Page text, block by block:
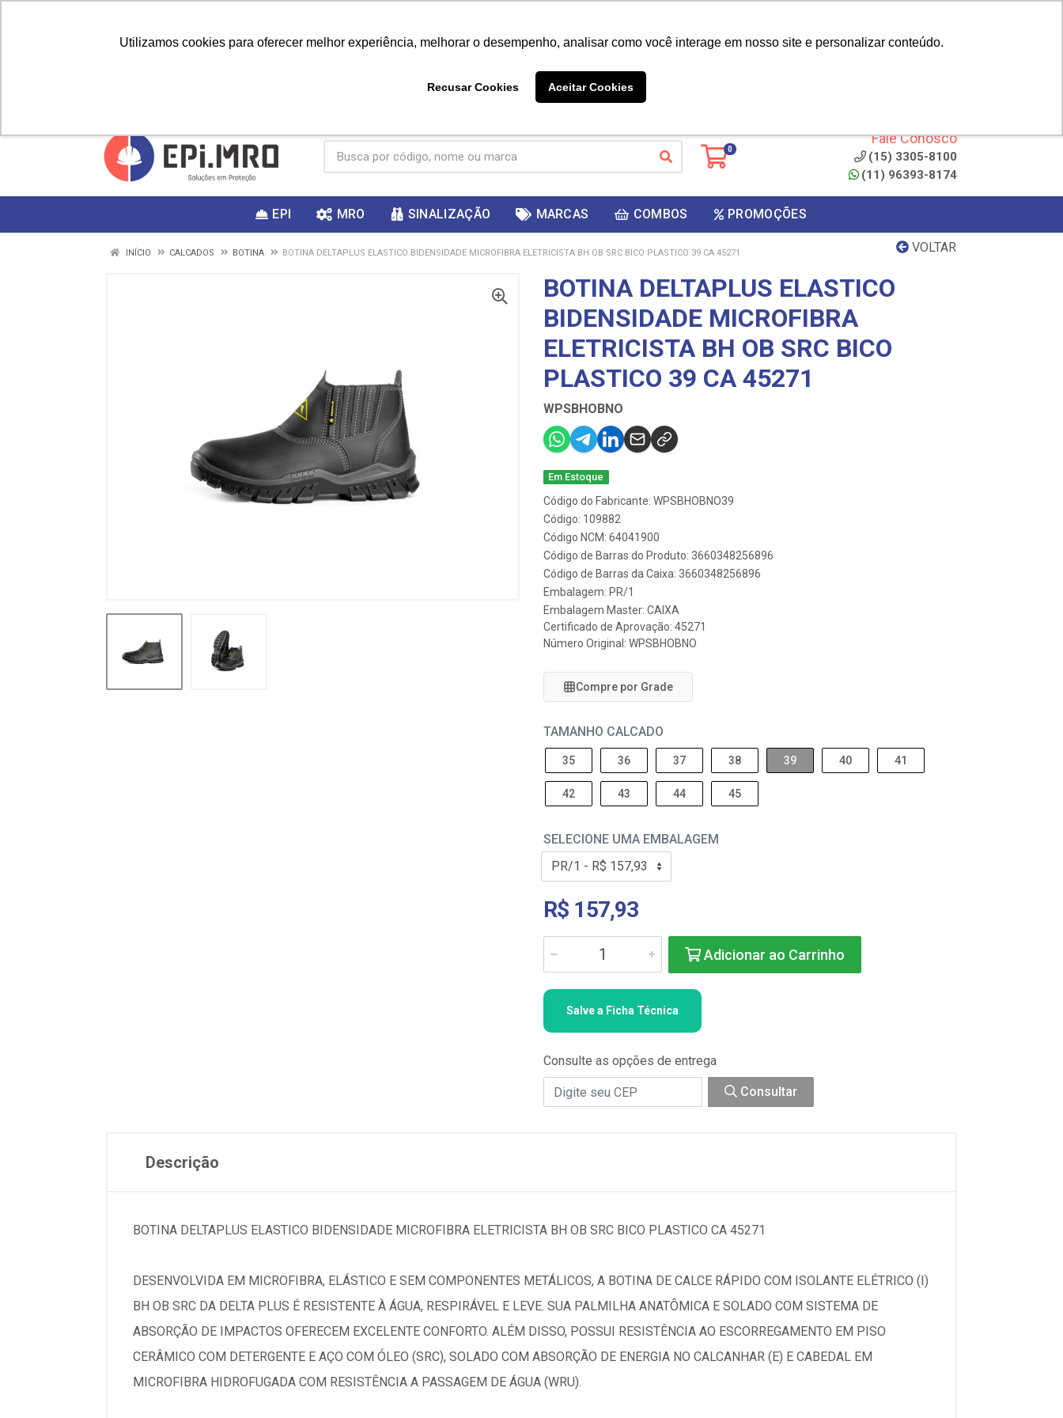
Utilizamos cookies para oferecer melhor experiência, melhorar o desempenho, analisar como você interage em nosso site e personalizar conteúdo.
Recusar Cookies Aceitar Cookies
ganhar
0
Fale Conosco
(15) 3305-8100
(11) 96393-8174
EPI MRO SINALIZAÇÃO MARCAS COMBOS PROMOÇÕES
VOLTAR
INÍCIO CALCADOS BOTINA BOTINA DELTAPLUS ELASTICO BIDENSIDADE MICROFIBRA ELETRICISTA BH OB SRC BICO PLASTICO 39 CA 45271
BOTINA DELTAPLUS ELASTICO
BIDENSIDADE MICROFIBRA
ELETRICISTA BH OB SRC BICO
PLASTICO 39 CA 45271
WPSBHOBNO
Em Estoque
Código do Fabricante: WPSBHOBNO39
Código: 109882
Código NCM: 64041900
Código de Barras do Produto: 3660348256896
Código de Barras da Caixa: 3660348256896
Embalagem: PR/1
Embalagem Master: CAIXA
Certificado de Aprovação: 45271
Número Original: WPSBHOBNO
Compre por Grade
TAMANHO CALCADO
35 36 37 38 39 40 41
42 43 44 45
SELECIONE UMA EMBALAGEM
R$ 157,93
Adicionar ao Carrinho
Salve a Ficha Técnica
Consulte as opções de entrega
Consultar
Descrição
BOTINA DELTAPLUS ELASTICO BIDENSIDADE MICROFIBRA ELETRICISTA BH OB SRC BICO PLASTICO CA 45271
DESENVOLVIDA EM MICROFIBRA, ELÁSTICO E SEM COMPONENTES METÁLICOS, A BOTINA DE CALCE RÁPIDO COM ISOLANTE ELÉTRICO (I)
BH OB SRC DA DELTA PLUS É RESISTENTE À ÁGUA, RESPIRÁVEL E LEVE. SUA PALMILHA ANATÔMICA E SOLADO COM SISTEMA DE
ABSORÇÃO DE IMPACTOS OFERECEM EXCELENTE CONFORTO. ALÉM DISSO, POSSUI RESISTÊNCIA AO ESCORREGAMENTO EM PISO
CERÂMICO COM DETERGENTE E AÇO COM ÓLEO (SRC), SOLADO COM ABSORÇÃO DE ENERGIA NO CALCANHAR (E) E CABEDAL EM
MICROFIBRA HIDROFUGADA COM RESISTÊNCIA A PASSAGEM DE ÁGUA (WRU).